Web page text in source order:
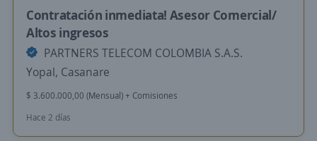
Contratación inmediata! Asesor Comercial/
Altos ingresos
PARTNERS TELECOM COLOMBIA S.A.S.
Yopal, Casanare
$ 3.600.000,00 (Mensual) + Comisiones
Hace 2 días